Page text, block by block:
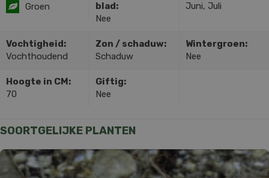
Groen
blad:
Nee
Juni, Juli
Vochtigheid:
Vochthoudend
Zon / schaduw:
Schaduw
Wintergroen:
Nee
Hoogte in CM:
70
Giftig:
Nee
SOORTGELIJKE PLANTEN